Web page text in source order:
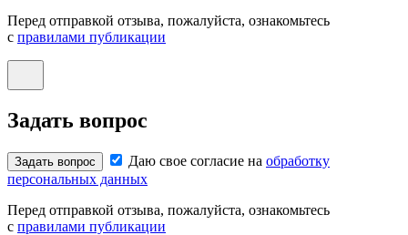
Перед отправкой отзыва, пожалуйста, ознакомьтесь
с правилами публикации
Задать вопрос
Задать вопрос Даю свое согласие на обработку
персональных данных
Перед отправкой отзыва, пожалуйста, ознакомьтесь
с правилами публикации